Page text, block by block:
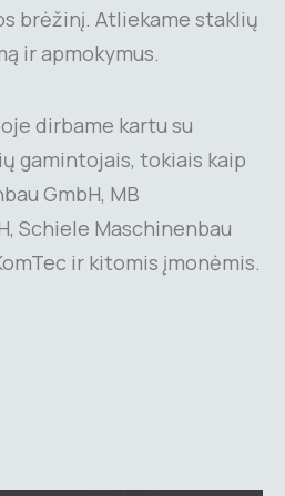
brėžinį. Atliekame staklių
ir apmokymus.
dirbame kartu su
gamintojais, tokiais kaip
GmbH, MB
Schiele Maschinenbau
ir kitomis įmonėmis.